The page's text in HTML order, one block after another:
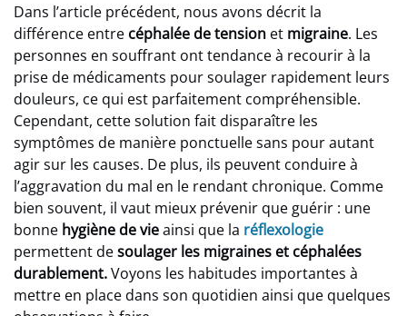
Dans l’article précédent, nous avons décrit la
différence entre céphalée de tension et migraine. Les
personnes en souffrant ont tendance à recourir à la
prise de médicaments pour soulager rapidement leurs
douleurs, ce qui est parfaitement compréhensible.
Cependant, cette solution fait disparaître les
symptômes de manière ponctuelle sans pour autant
agir sur les causes. De plus, ils peuvent conduire à
l’aggravation du mal en le rendant chronique. Comme
bien souvent, il vaut mieux prévenir que guérir : une
bonne hygiène de vieainsi que la réflexologie
permettent desoulager les migraines et céphalées
durablement.Voyons les habitudes importantes à
mettre en place dans son quotidien ainsi que quelques